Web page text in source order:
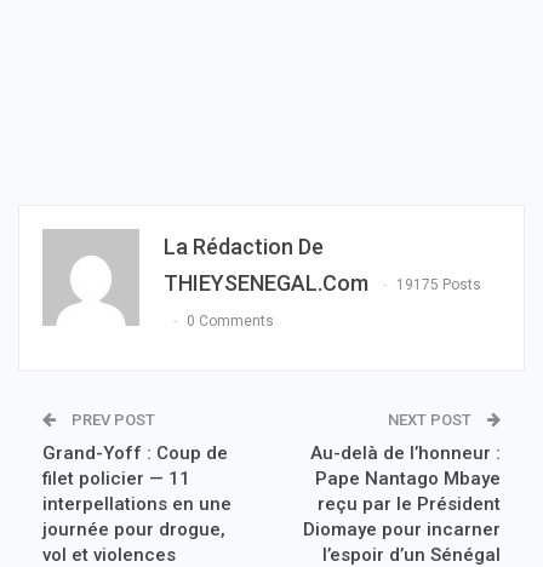
La Rédaction De
THIEYSENEGAL.com
19175 Posts
0 Comments
PREV POST
Grand-Yoff : Coup de
filet policier — 11
interpellations en une
journée pour drogue,
vol et violences
NEXT POST
Au-delà de l’honneur :
Pape Nantago Mbaye
reçu par le Président
Diomaye pour incarner
l’espoir d’un Sénégal